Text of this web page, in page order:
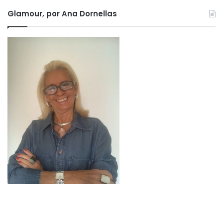
Glamour, por Ana Dornellas